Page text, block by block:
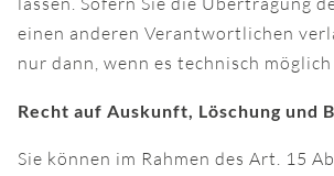
einen anderen Verantwortlichen
nur dann, wenn es technisch möglich
Recht auf Auskunft, Löschung und
Sie können im Rahmen des Art. 15